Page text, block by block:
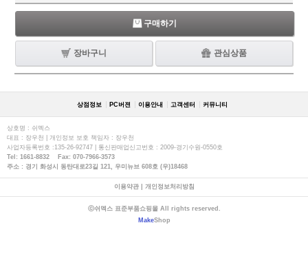
구매하기
장바구니 관심상품
상점정보 PC버젼 이용안내 고객센터 커뮤니티
상호명 : 쉬멕스
대표 : 장우천 | 개인정보 보호 책임자 : 장우천
사업자등록번호 :135-26-92747 | 통신판매업신고번호 : 2009-경기수원-0550호
Tel: 1661-8832 Fax: 070-7966-3573
주소 : 경기 화성시 동탄대로23길 121, 우미뉴브 608호 (우)18468
이용약관| 개인정보처리방침
ⓒ쉬멕스 표준부품쇼핑몰 All rights reserved.
MakeShop